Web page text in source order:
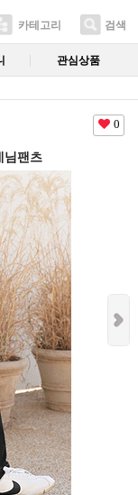
카테고리 검색
관심상품
0
님팬츠